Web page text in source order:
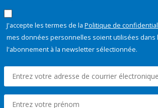
J'accepte les termes de la Politique de
mes données personnelles soient utilisées dans
l'abonnement à la newsletter sélectionnée.